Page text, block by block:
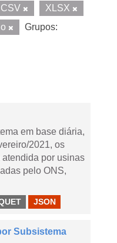
CSV
XLSX
Grupos:
em base diária,
2021, os
por usinas
pelo ONS,
JSON
Subsistema